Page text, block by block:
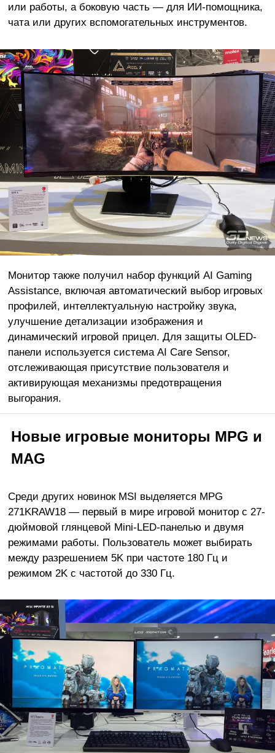
или работы, а боковую часть — для ИИ-помощника,
чата или других вспомогательных инструментов.
Монитор также получил набор функций AI Gaming
Assistance, включая автоматический выбор игровых
профилей, интеллектуальную настройку звука,
улучшение детализации изображения и
динамический игровой прицел. Для защиты OLED-
панели используется система AI Care Sensor,
отслеживающая присутствие пользователя и
активирующая механизмы предотвращения
выгорания.
Новые игровые мониторы MPG и
MAG
Среди других новинок MSI выделяется MPG
271KRAW18 — первый в мире игровой монитор с 27-
дюймовой глянцевой Mini-LED-панелью и двумя
режимами работы. Пользователь может выбирать
между разрешением 5K при частоте 180 Гц и
режимом 2K с частотой до 330 Гц.